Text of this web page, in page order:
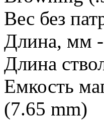
Вес без
Длина, мм
Длина
Емкость
(7.65 mm)